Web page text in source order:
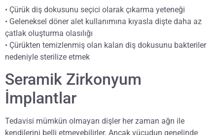
• Çürük diş dokusunu seçici olarak çıkarma yeteneği
• Geleneksel döner alet kullanımına kıyasla dişte daha az
çatlak oluşturma olasılığı
• Çürükten temizlenmiş olan kalan diş dokusunu bakteriler
nedeniyle sterilize etmek
Seramik Zirkonyum
İmplantlar
Tedavisi mümkün olmayan dişler her zaman ağrı ile
kendilerini belli etmeyebilirler. Ancak vücudun genelinde